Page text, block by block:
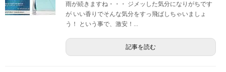
雨が続きますね・・・ ジメッした気分になりがちです
が いい香りでそんな気分をすっ飛ばしちゃいましょ
う！ という事で、激安！...
記事を読む